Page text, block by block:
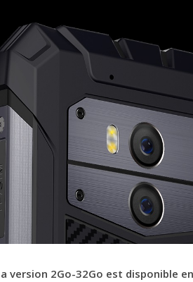
version 2Go-32Go est disponible